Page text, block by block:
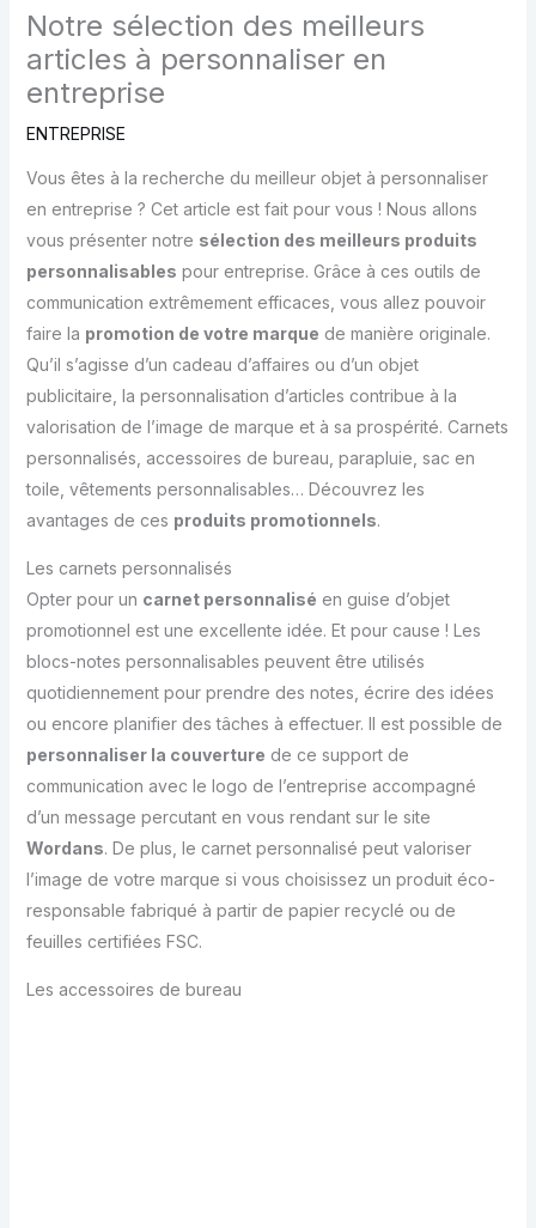
Notre sélection des meilleurs
articles à personnaliser en
entreprise
ENTREPRISE
Vous êtes à la recherche du meilleur objet à personnaliser
en entreprise ? Cet article est fait pour vous ! Nous allons
vous présenter notre sélection des meilleurs produits
personnalisables pour entreprise. Grâce à ces outils de
communication extrêmement efficaces, vous allez pouvoir
faire la promotion de votre marque de manière originale.
Qu’il s’agisse d’un cadeau d’affaires ou d’un objet
publicitaire, la personnalisation d’articles contribue à la
valorisation de l’image de marque et à sa prospérité. Carnets
personnalisés, accessoires de bureau, parapluie, sac en
toile, vêtements personnalisables… Découvrez les
avantages de ces produits promotionnels.
Les carnets personnalisés
Opter pour un carnet personnalisé en guise d’objet
promotionnel est une excellente idée. Et pour cause ! Les
blocs-notes personnalisables peuvent être utilisés
quotidiennement pour prendre des notes, écrire des idées
ou encore planifier des tâches à effectuer. Il est possible de
personnaliser la couverture de ce support de
communication avec le logo de l’entreprise accompagné
d’un message percutant en vous rendant sur le site
Wordans. De plus, le carnet personnalisé peut valoriser
l’image de votre marque si vous choisissez un produit éco-
responsable fabriqué à partir de papier recyclé ou de
feuilles certifiées FSC.
Les accessoires de bureau